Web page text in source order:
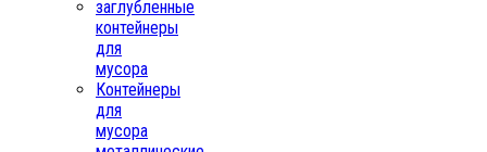
заглубленные
контейнеры
для
мусора
Контейнеры
для
мусора